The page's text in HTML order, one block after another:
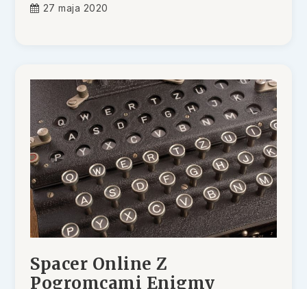
27 maja 2020
Spacer Online Z
Pogromcami Enigmy